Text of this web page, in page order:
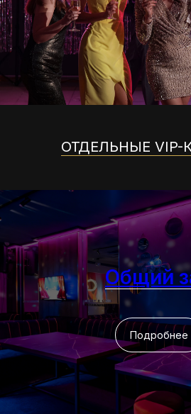
ОТДЕЛЬНЫЕ
Общий
Подробнее